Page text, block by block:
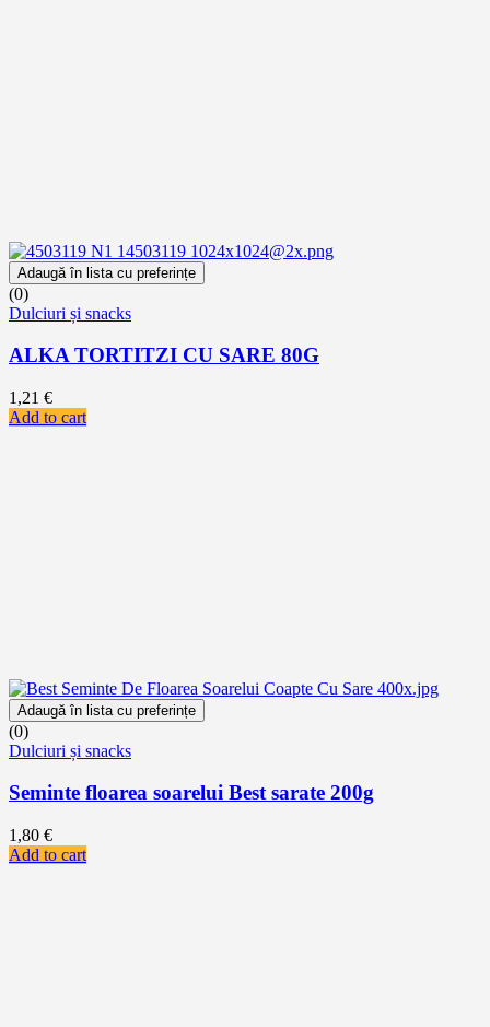
Adaugă în lista cu preferințe
(0)
Dulciuri și snacks
ALKA TORTITZI CU SARE 80G
1,21 €
Add to cart
Adaugă în lista cu preferințe
(0)
Dulciuri și snacks
Seminte floarea soarelui Best sarate 200g
1,80 €
Add to cart